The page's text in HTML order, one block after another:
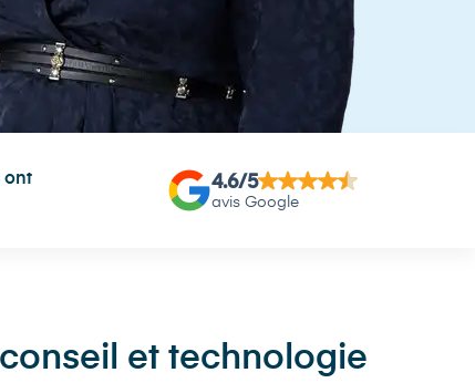
ont
4.6/5
avis Google
et technologie